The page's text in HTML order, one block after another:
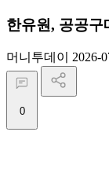
한유원, 공공구
머니투데이 2026-
0